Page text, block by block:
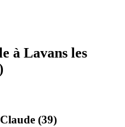
à Lavans les
(39)